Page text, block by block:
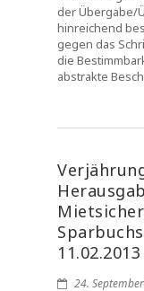
der Übergabe/
hinreichend
gegen das
die
abstrakte
24.